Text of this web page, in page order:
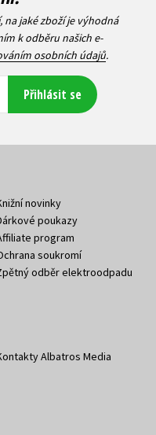
na jaké zboží je výhodná
k odběru našich e-
osobních údajů.
Přihlásit se
novinky
poukazy
program
soukromí
odběr elektroodpadu
Albatros Media